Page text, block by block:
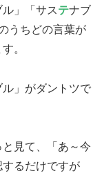
ル」「サステナブ
うちどの言葉が
。
ル」がダントツで
見て、「あ～今
るだけですが